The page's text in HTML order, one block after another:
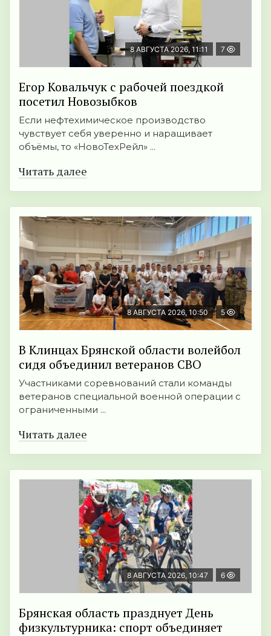
8 АВГУСТА 2026, 11:11 7
Егор Ковальчук с рабочей поездкой
посетил Новозыбков
Если нефтехимическое производство
чувствует себя уверенно и наращивает
объёмы, то «НовоТехРейл» ...
Читать далее
8 АВГУСТА 2026, 10:50 5
В Клинцах Брянской области волейбол
сидя объединил ветеранов СВО
Участниками соревнований стали команды
ветеранов специальной военной операции с
ограниченными ...
Читать далее
8 АВГУСТА 2026, 10:47 6
Брянская область празднует День
физкультурника: спорт объединяет